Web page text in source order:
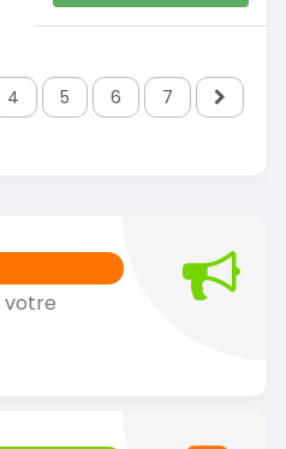
votre
4 5 6 7